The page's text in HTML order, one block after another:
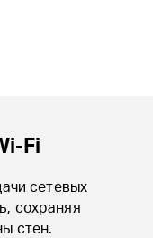
сетевых
сохраняя
стен.